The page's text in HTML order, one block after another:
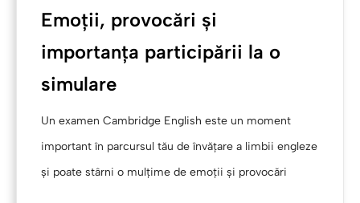
Emoții, provocări și
importanța participării la o
simulare
Un examen Cambridge English este un moment
important în parcursul tău de învățare a limbii engleze
și poate stârni o mulțime de emoții și provocări